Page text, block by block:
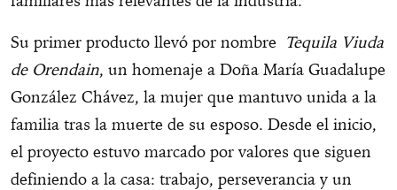
Su primer producto llevó por nombre Tequila Viuda
de Orendain, un homenaje a Doña María Guadalupe
González Chávez, la mujer que mantuvo unida a la
familia tras la muerte de su esposo. Desde el inicio,
el proyecto estuvo marcado por valores que siguen
definiendo a la casa: trabajo, perseverancia y un